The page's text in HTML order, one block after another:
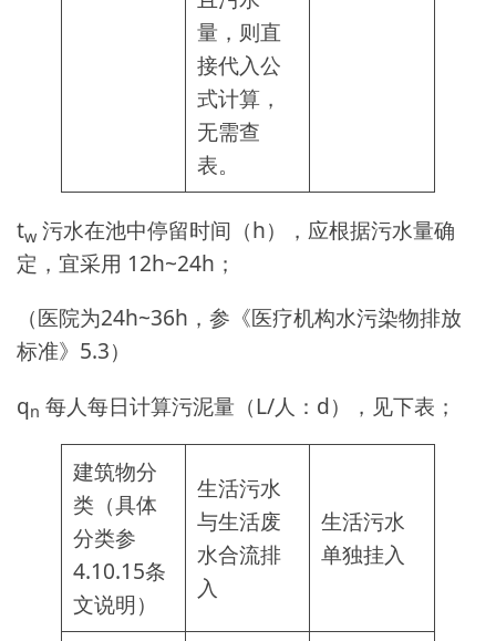
量，则直
接代入公
式计算，
无需查
表。
tw 污水在池中停留时间（h），应根据污水量确
定，宜采用 12h~24h；
（医院为24h~36h，参《医疗机构水污染物排放
标准》5.3）
qn 每人每日计算污泥量（L/人：d），见下表；
建筑物分
类（具体
分类参
4.10.15条
文说明）
生活污水
与生活废
水合流排
入
生活污水
单独挂入